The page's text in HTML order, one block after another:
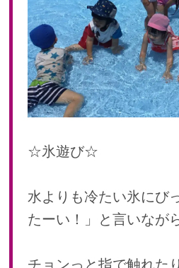
☆氷遊び☆
水よりも冷たい氷にび
たーい！」と言いなが
チョンっと指で触れた